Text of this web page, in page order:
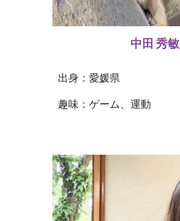
中田 秀敏
出身：愛媛県
趣味：ゲーム、運動